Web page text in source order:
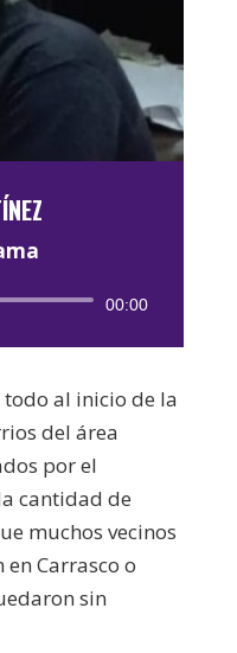
00:00
al inicio de la
del área
por el
cantidad de
muchos vecinos
Carrasco o
sin